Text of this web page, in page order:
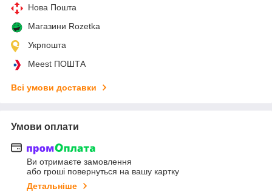
Нова Пошта
Магазини Rozetka
Укрпошта
Meest ПОШТА
Всі умови доставки
Умови оплати
Ви отримаєте замовлення
або гроші повернуться на вашу картку
Детальніше